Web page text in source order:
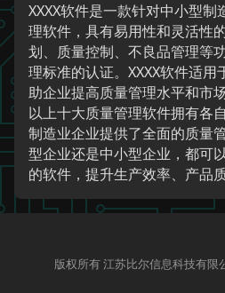
XXXX软件是一款针对中小型
理软件，具有易用性和灵活性
划、质量控制、不良品管理等
理标准的认证。XXXX软件适
助企业提高质量管理水平和市场
以上十大质量管理软件拥有各
制造业企业提供了全面的质量
型企业还是中小型企业，都可
的软件，提升生产效率、产品
版权所有 江苏比尔信息科技有限